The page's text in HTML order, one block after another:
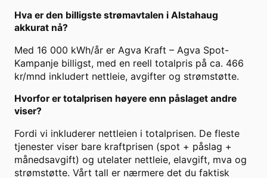
Hva er den billigste strømavtalen i Alstahaug
akkurat nå?
Med 16 000 kWh/år er Agva Kraft – Agva Spot-
Kampanje billigst, med en reell totalpris på ca. 466
kr/mnd inkludert nettleie, avgifter og strømstøtte.
Hvorfor er totalprisen høyere enn påslaget andre
viser?
Fordi vi inkluderer nettleien i totalprisen. De fleste
tjenester viser bare kraftprisen (spot + påslag +
månedsavgift) og utelater nettleie, elavgift, mva og
strømstøtte. Vårt tall er nærmere det du faktisk